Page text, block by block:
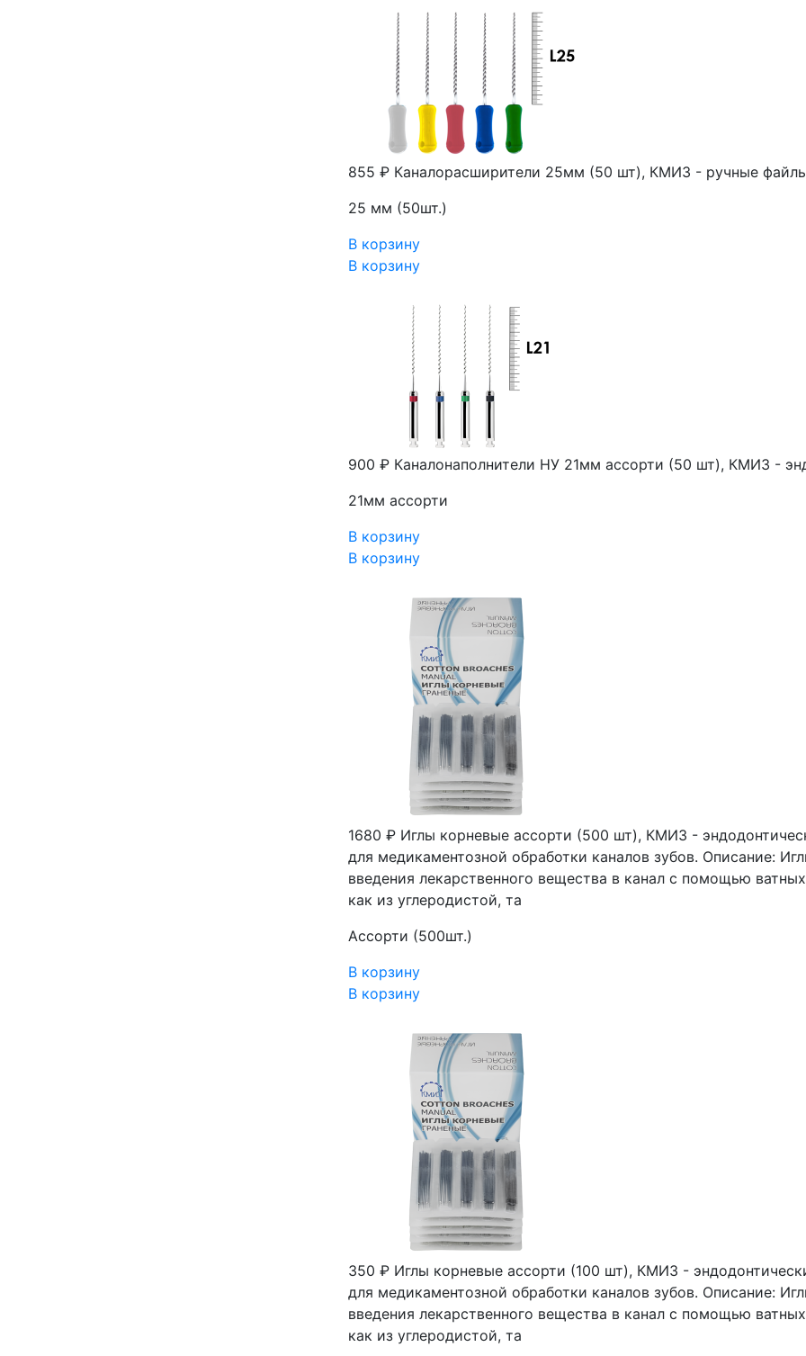
855 ₽ Каналорасширители 25мм (50 шт), КМИЗ - ручные
25 мм (50шт.)
В корзину
В корзину
900 ₽ Каналонаполнители НУ 21мм ассорти (50 шт), КМИЗ -
21мм ассорти
В корзину
В корзину
1680 ₽ Иглы корневые ассорти (500 шт), КМИЗ -
для медикаментозной обработки каналов зубов. Описание:
введения лекарственного вещества в канал с помощью
как из углеродистой, та
Ассорти (500шт.)
В корзину
В корзину
350 ₽ Иглы корневые ассорти (100 шт), КМИЗ -
для медикаментозной обработки каналов зубов. Описание:
введения лекарственного вещества в канал с помощью
как из углеродистой, та